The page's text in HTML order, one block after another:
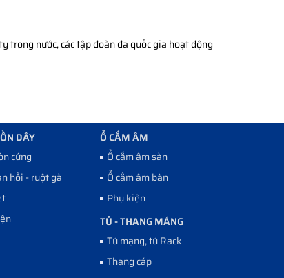
trong nước, các tập đoàn đa quốc gia hoạt động
DÂY
cứng
hồi - ruột gà
Ổ CẮM ÂM
Ổ cắm âm sàn
Ổ cắm âm bàn
Phụ kiện
TỦ - THANG MÁNG
Tủ mạng, tủ Rack
Thang cáp